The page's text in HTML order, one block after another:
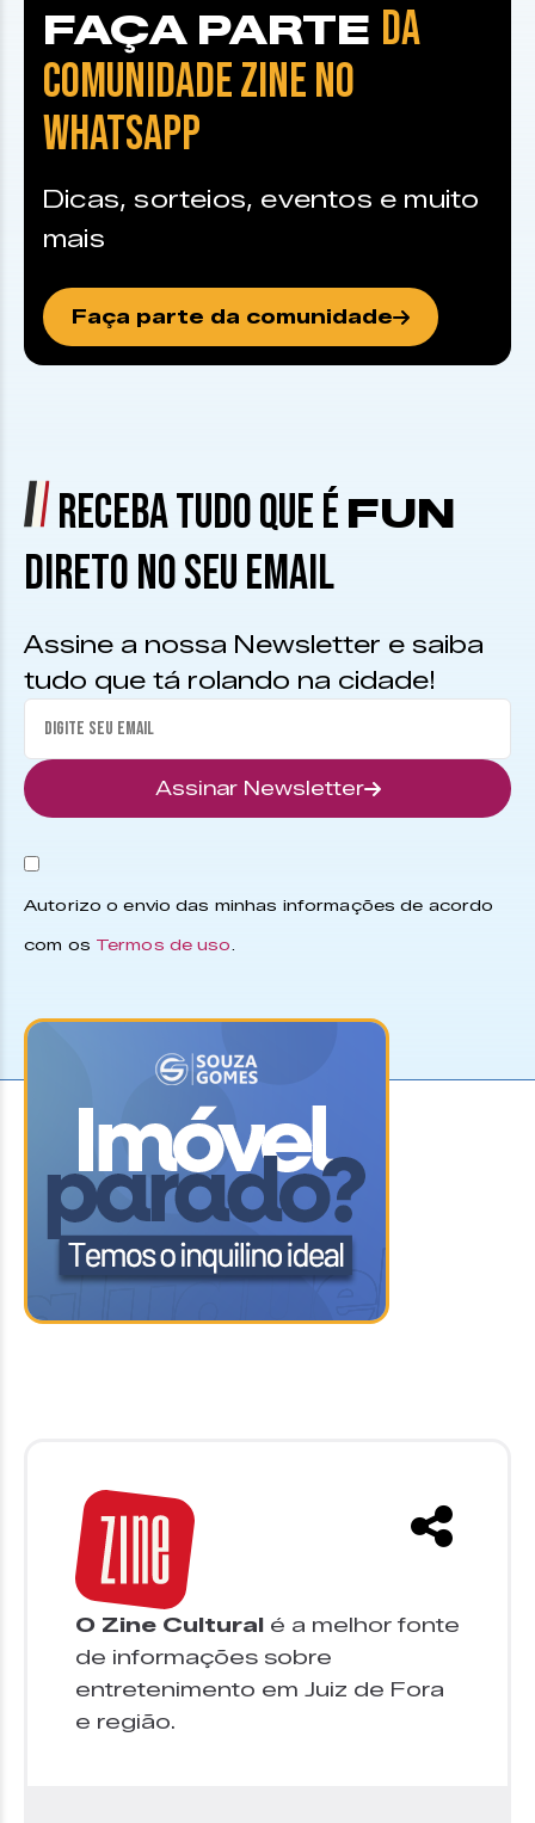
FAÇA PARTE DA
COMUNIDADE ZINE NO
WHATSAPP
Dicas, sorteios, eventos e muito
mais
Faça parte da comunidade
RECEBA TUDO QUE É FUN
DIRETO NO SEU EMAIL
Assine a nossa Newsletter e saiba
tudo que tá rolando na cidade!
Assinar Newsletter
Autorizo o envio das minhas informações de acordo
com os Termos de uso.
O Zine Cultural é a melhor fonte
de informações sobre
entretenimento em Juiz de Fora
e região.